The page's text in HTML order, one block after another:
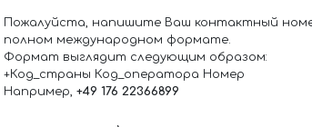
Пожалуйста, напишите Ваш контактный
полном международном формате.
Формат выглядит следующим образом:
+Код_страны Код_оператора Номер
Например, +49 176 22366899